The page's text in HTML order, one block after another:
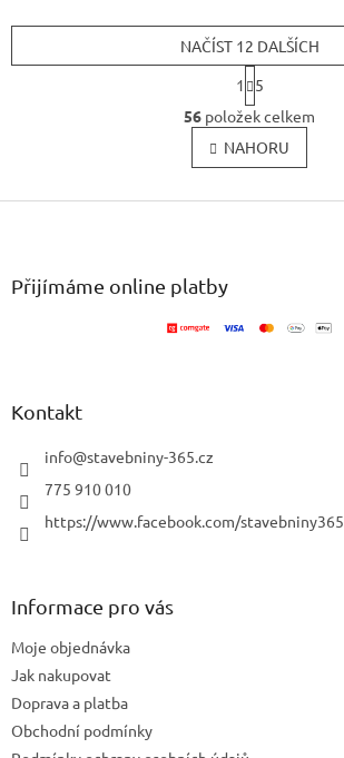
O
v
l
á
NAČÍST 12 DALŠÍCH
S
t
r
á
n
k
v
1
5
56 položek celkem
NAHORU
Z
Přijímáme online platby
Kontakt
info@stavebniny-365.cz
775 910 010
https://www.facebook.com/stavebniny365
Informace pro vás
Moje objednávka
Jak nakupovat
Doprava a platba
Obchodní podmínky